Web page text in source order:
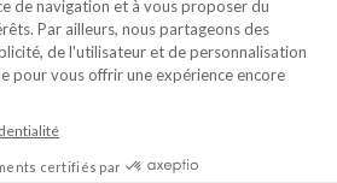
Mentions légales
Contactez-nous
Nos conseils
Plan du site